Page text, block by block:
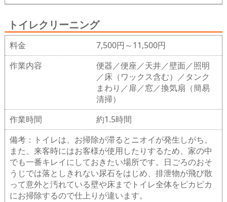
トイレクリーニング
料金
7,500円～11,500円
作業内容
便器／便座／天井／壁面／照明
／床（ワックス含む）／タンク
まわり／扉／窓／換気扇（簡易
清掃）
作業時間
約1.5時間
備考：トイレは、お掃除が滞るとニオイが発生しがち。
また、来客時にはお客様が使用したりするため、家の中
でも一番キレイにしておきたい場所です。日ごろのおそ
うじでは落としきれない尿石をはじめ、排泄物が飛び散
って意外と汚れている壁や床までトイレ全体をピカピカ
にお掃除するので仕上りが違います。